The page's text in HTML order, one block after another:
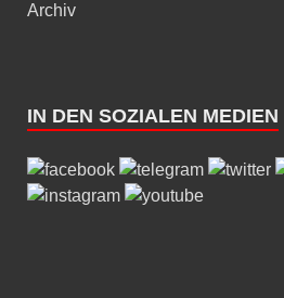
Archiv
IN DEN SOZIALEN MEDIEN